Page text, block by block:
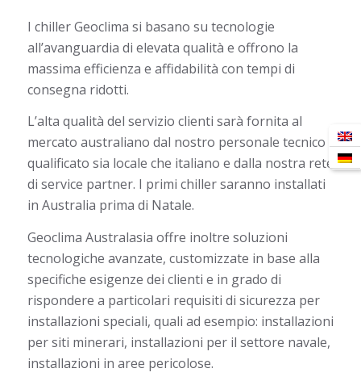
I chiller Geoclima si basano su tecnologie
all’avanguardia di elevata qualità e offrono la
massima efficienza e affidabilità con tempi di
consegna ridotti.
L’alta qualità del servizio clienti sarà fornita al
mercato australiano dal nostro personale tecnico
qualificato sia locale che italiano e dalla nostra rete
di service partner. I primi chiller saranno installati
in Australia prima di Natale.
Geoclima Australasia offre inoltre soluzioni
tecnologiche avanzate, customizzate in base alla
specifiche esigenze dei clienti e in grado di
rispondere a particolari requisiti di sicurezza per
installazioni speciali, quali ad esempio: installazioni
per siti minerari, installazioni per il settore navale,
installazioni in aree pericolose.